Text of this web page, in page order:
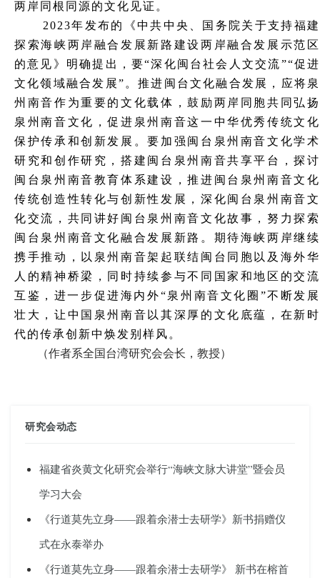
两岸同根同源的文化见证。
2023年发布的《中共中央、国务院关于支持福建
探索海峡两岸融合发展新路建设两岸融合发展示范区
的意见》明确提出，要“深化闽台社会人文交流”“促进
文化领域融合发展”。推进闽台文化融合发展，应将泉
州南音作为重要的文化载体，鼓励两岸同胞共同弘扬
泉州南音文化，促进泉州南音这一中华优秀传统文化
保护传承和创新发展。要加强闽台泉州南音文化学术
研究和创作研究，搭建闽台泉州南音共享平台，探讨
闽台泉州南音教育体系建设，推进闽台泉州南音文化
传统创造性转化与创新性发展，深化闽台泉州南音文
化交流，共同讲好闽台泉州南音文化故事，努力探索
闽台泉州南音文化融合发展新路。期待海峡两岸继续
携手推动，以泉州南音架起联结闽台同胞以及海外华
人的精神桥梁，同时持续参与不同国家和地区的交流
互鉴，进一步促进海内外“泉州南音文化圈”不断发展
壮大，让中国泉州南音以其深厚的文化底蕴，在新时
代的传承创新中焕发别样风 。
（作者系全国台湾研究会会长， 教授）
研究会动态
福建省炎黄文化研究会举行“海峡文脉大讲堂”暨会员
学习大会
《行道莫先立身——跟着余潜士去研学》新书捐赠仪
式在永泰举办
《行道莫先立身——跟着余潜士去研学》 新书在榕首